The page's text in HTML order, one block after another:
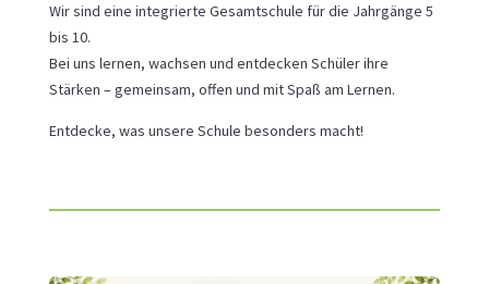
Wir sind eine integrierte Gesamtschule für die Jahrgänge 5
bis 10.
Bei uns lernen, wachsen und entdecken Schüler ihre
Stärken – gemeinsam, offen und mit Spaß am Lernen.
Entdecke, was unsere Schule besonders macht!